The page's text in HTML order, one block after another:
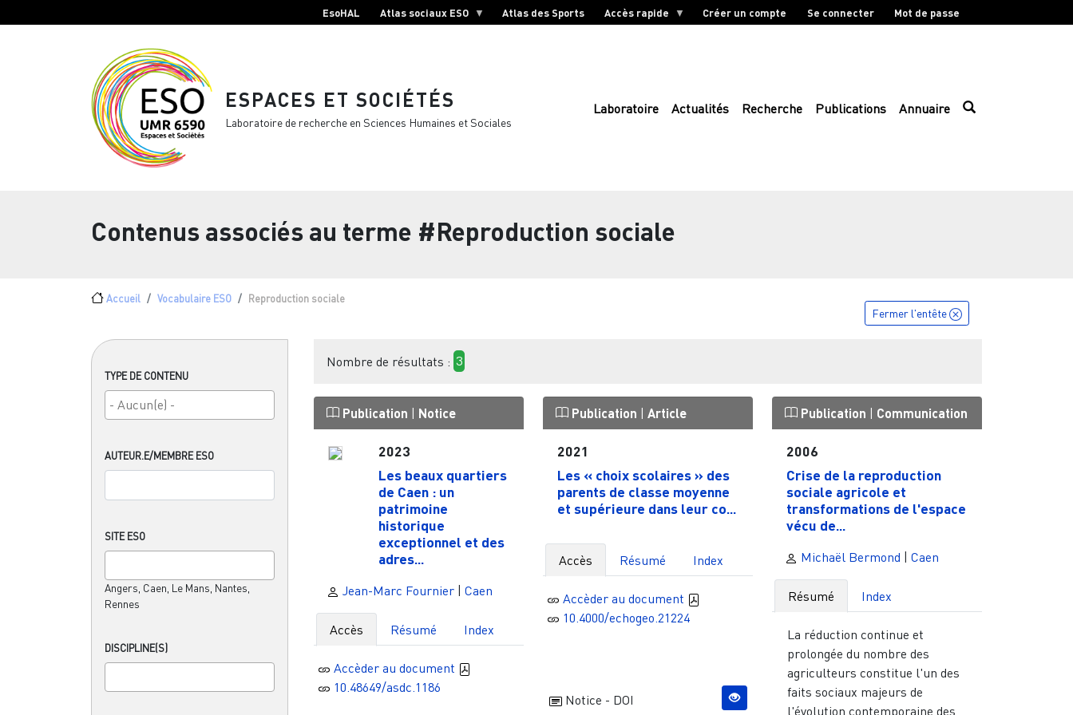
EsoHAL Atlas sociaux ESO Atlas des Sports Accès rapide Créer un compte Se connecter Mot de passe
ESPACES ET SOCIÉTÉS
Laboratoire de recherche en Sciences Humaines et Sociales
Laboratoire Actualités Recherche Publications Annuaire
Contenus associés au terme #Reproduction sociale
Fil d'Ariane
Accueil Vocabulaire ESO Reproduction sociale
TYPE DE CONTENU
AUTEUR.E/MEMBRE ESO
SITE ESO
Angers, Caen, Le Mans, Nantes,
Rennes
DISCIPLINE(S)
Fermer l'entête
Nombre de résultats : 3
Publication | Notice
2023
Les beaux quartiers
de Caen : un
patrimoine
historique
exceptionnel et des
adres...
Jean-Marc Fournier | Caen
Accès Résumé Index
Accèder au document
10.48649/asdc.1186
Publication | Article
2021
Les « choix scolaires » des
parents de classe moyenne
et supérieure dans leur co...
Accès Résumé Index
Accèder au document
10.4000/echogeo.21224
Notice - DOI
Publication | Communication
2006
Crise de la reproduction
sociale agricole et
transformations de l'espace
vécu de...
Michaël Bermond | Caen
Résumé Index
La réduction continue et
prolongée du nombre des
agriculteurs constitue l'un des
faits sociaux majeurs de
l'évolution contemporaine des